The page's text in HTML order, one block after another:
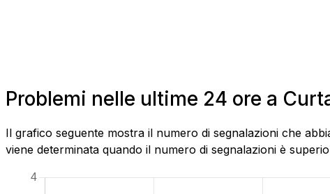
Problemi nelle ultime 24 ore a
Il grafico seguente mostra il numero di segnalazioni che
viene determinata quando il numero di segnalazioni è